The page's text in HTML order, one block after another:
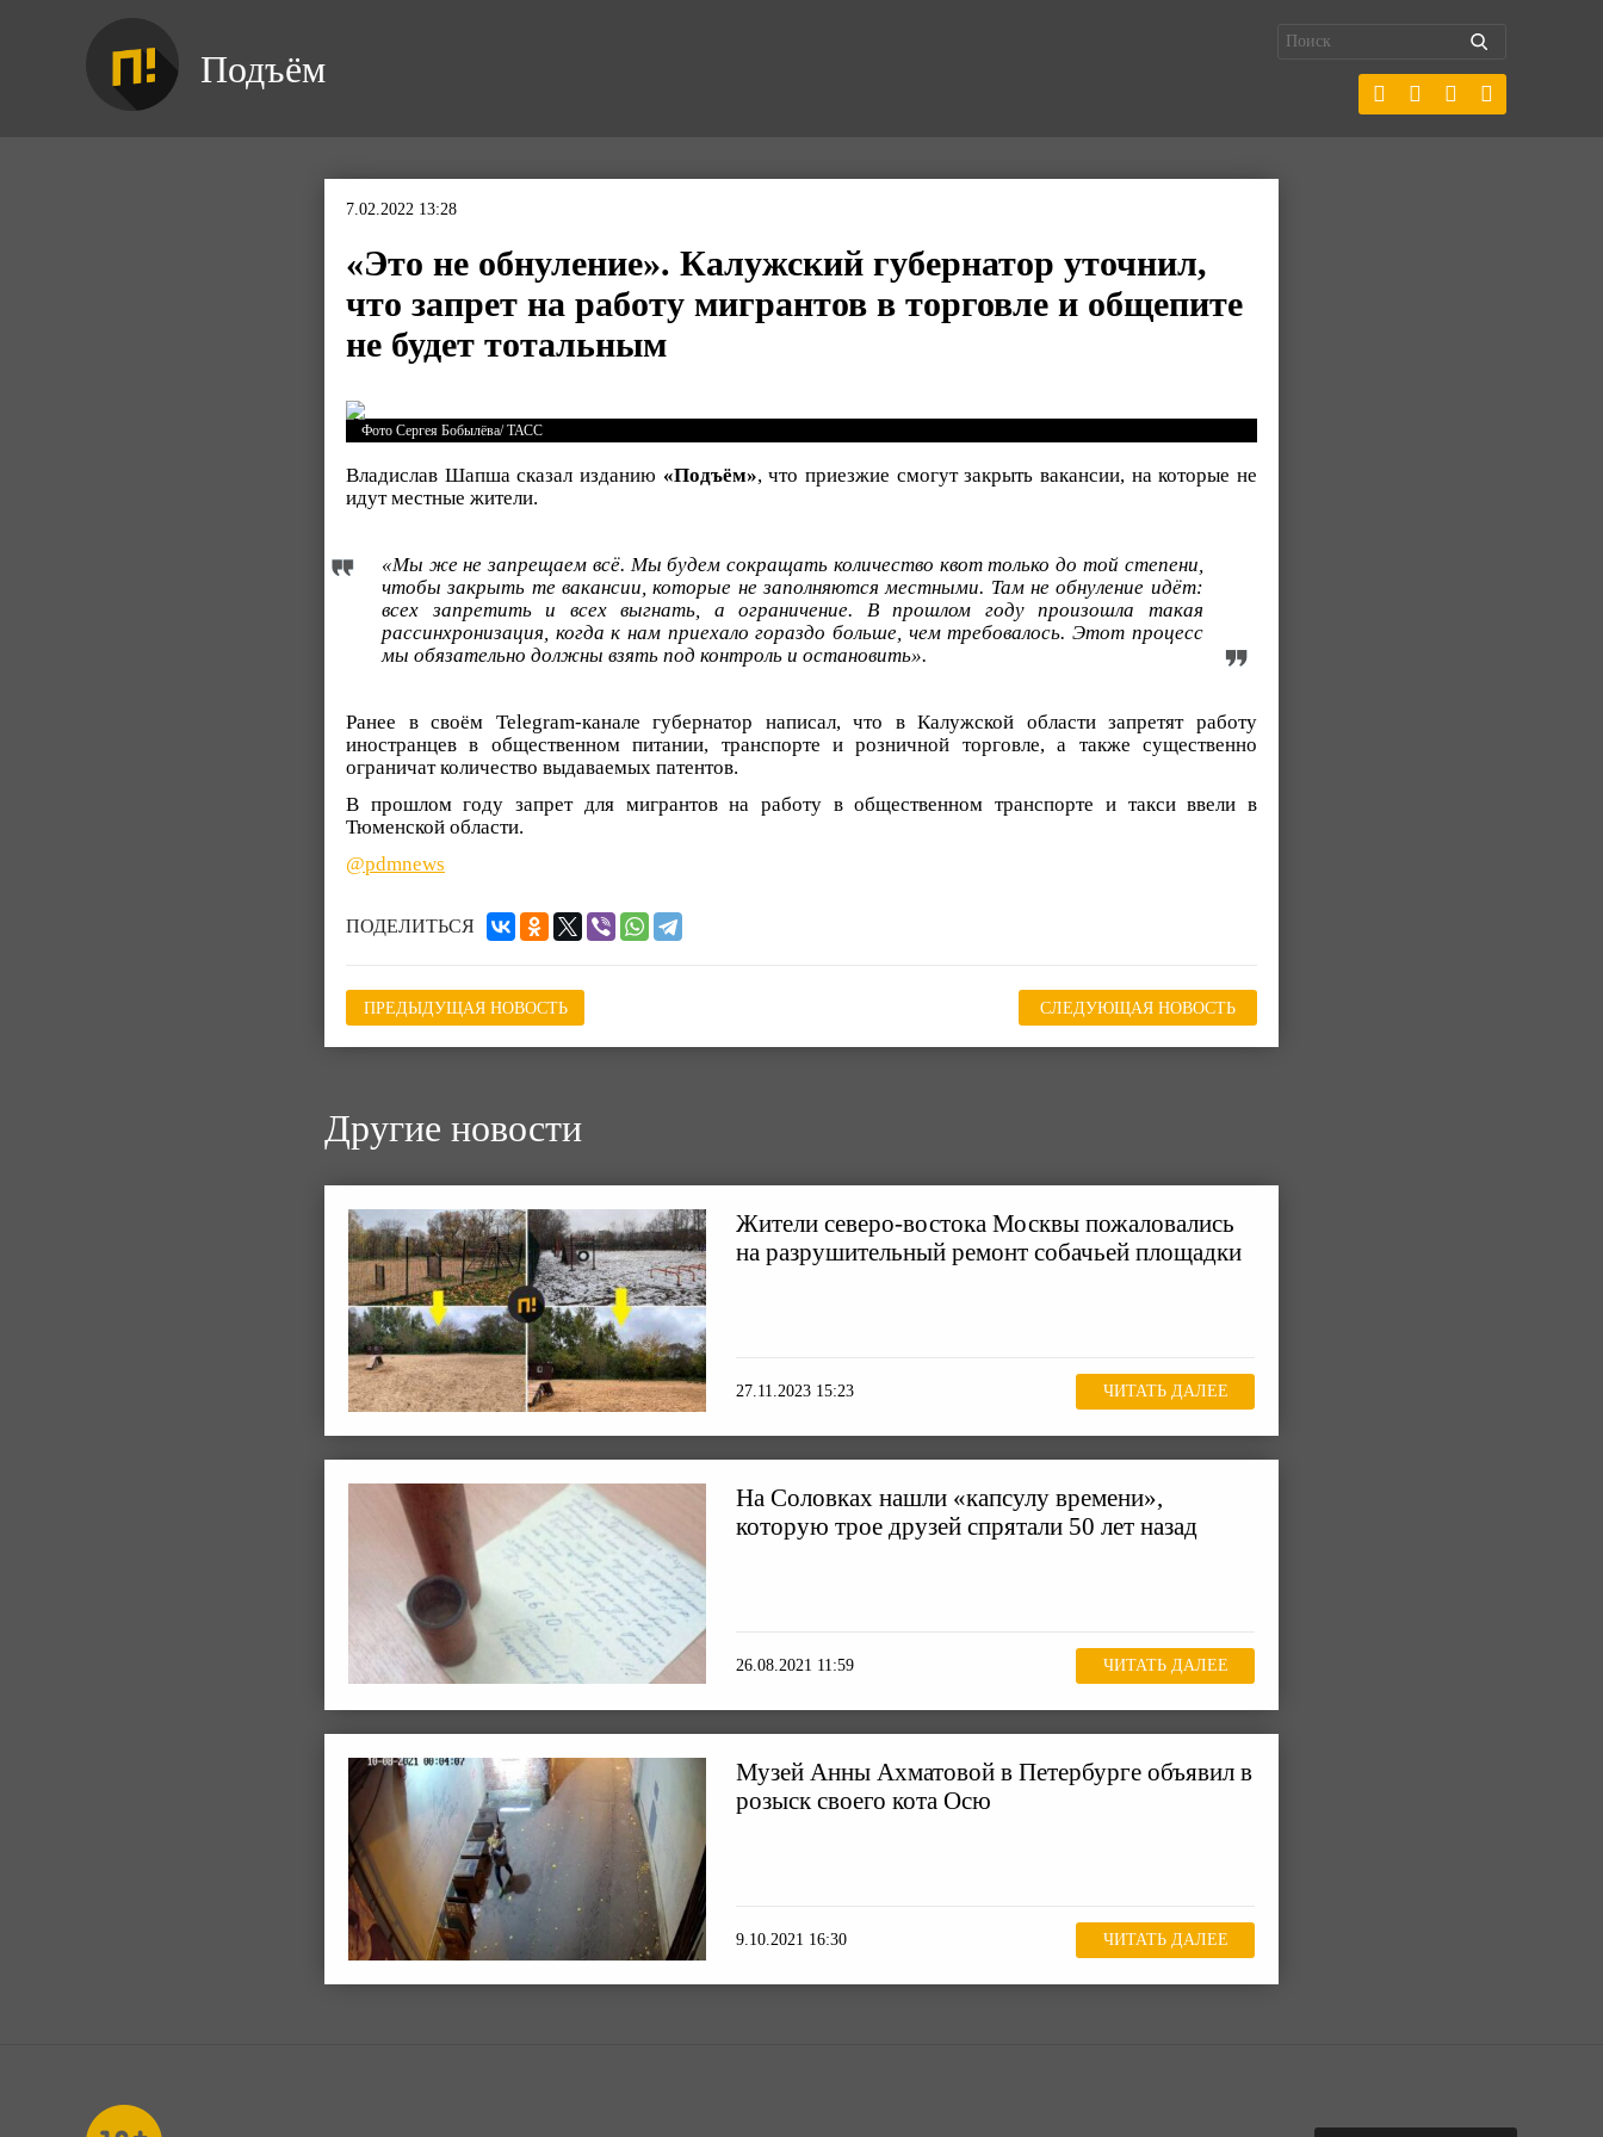
Подъём
7.02.2022 13:28
«Это не обнуление». Калужский губернатор уточнил,
что запрет на работу мигрантов в торговле и общепите
не будет тотальным
Фото Сергея Бобылёва/ ТАСС
Владислав Шапша сказал изданию «Подъём», что приезжие смогут закрыть вакансии, на которые не
идут местные жители.
«Мы же не запрещаем всё. Мы будем сокращать количество квот только до той степени,
чтобы закрыть те вакансии, которые не заполняются местными. Там не обнуление идёт:
всех запретить и всех выгнать, а ограничение. В прошлом году произошла такая
рассинхронизация, когда к нам приехало гораздо больше, чем требовалось. Этот процесс
мы обязательно должны взять под контроль и остановить».
Ранее в своём Telegram-канале губернатор написал, что в Калужской области запретят работу
иностранцев в общественном питании, транспорте и розничной торговле, а также существенно
ограничат количество выдаваемых патентов.
В прошлом году запрет для мигрантов на работу в общественном транспорте и такси ввели в
Тюменской области.
@pdmnews
ПОДЕЛИТЬСЯ
ПРЕДЫДУЩАЯ НОВОСТЬ СЛЕДУЮЩАЯ НОВОСТЬ
Другие новости
Жители северо-востока Москвы пожаловались
на разрушительный ремонт собачьей площадки
27.11.2023 15:23 ЧИТАТЬ ДАЛЕЕ
На Соловках нашли «капсулу времени»,
которую трое друзей спрятали 50 лет назад
26.08.2021 11:59 ЧИТАТЬ ДАЛЕЕ
Музей Анны Ахматовой в Петербурге объявил в
розыск своего кота Осю
9.10.2021 16:30 ЧИТАТЬ ДАЛЕЕ